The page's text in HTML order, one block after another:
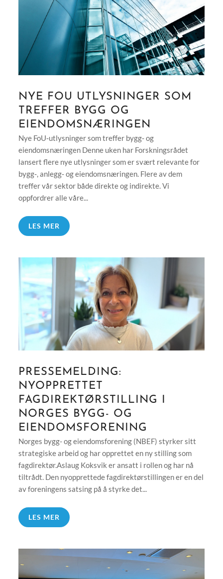
NYE FOU UTLYSNINGER SOM
TREFFER BYGG OG
EIENDOMSNÆRINGEN
Nye FoU‑utlysninger som treffer bygg‑ og
eiendomsnæringen Denne uken har Forskningsrådet
lansert flere nye utlysninger som er svært relevante for
bygg‑, anlegg‑ og eiendomsnæringen. Flere av dem
treffer vår sektor både direkte og indirekte. Vi
oppfordrer alle våre...
LES MER
PRESSEMELDING:
NYOPPRETTET
FAGDIREKTØRSTILLING I
NORGES BYGG- OG
EIENDOMSFORENING
Norges bygg- og eiendomsforening (NBEF) styrker sitt
strategiske arbeid og har opprettet en ny stilling som
fagdirektør.Aslaug Koksvik er ansatt i rollen og har nå
tiltrådt. Den nyopprettede fagdirektørstillingen er en del
av foreningens satsing på å styrke det...
LES MER